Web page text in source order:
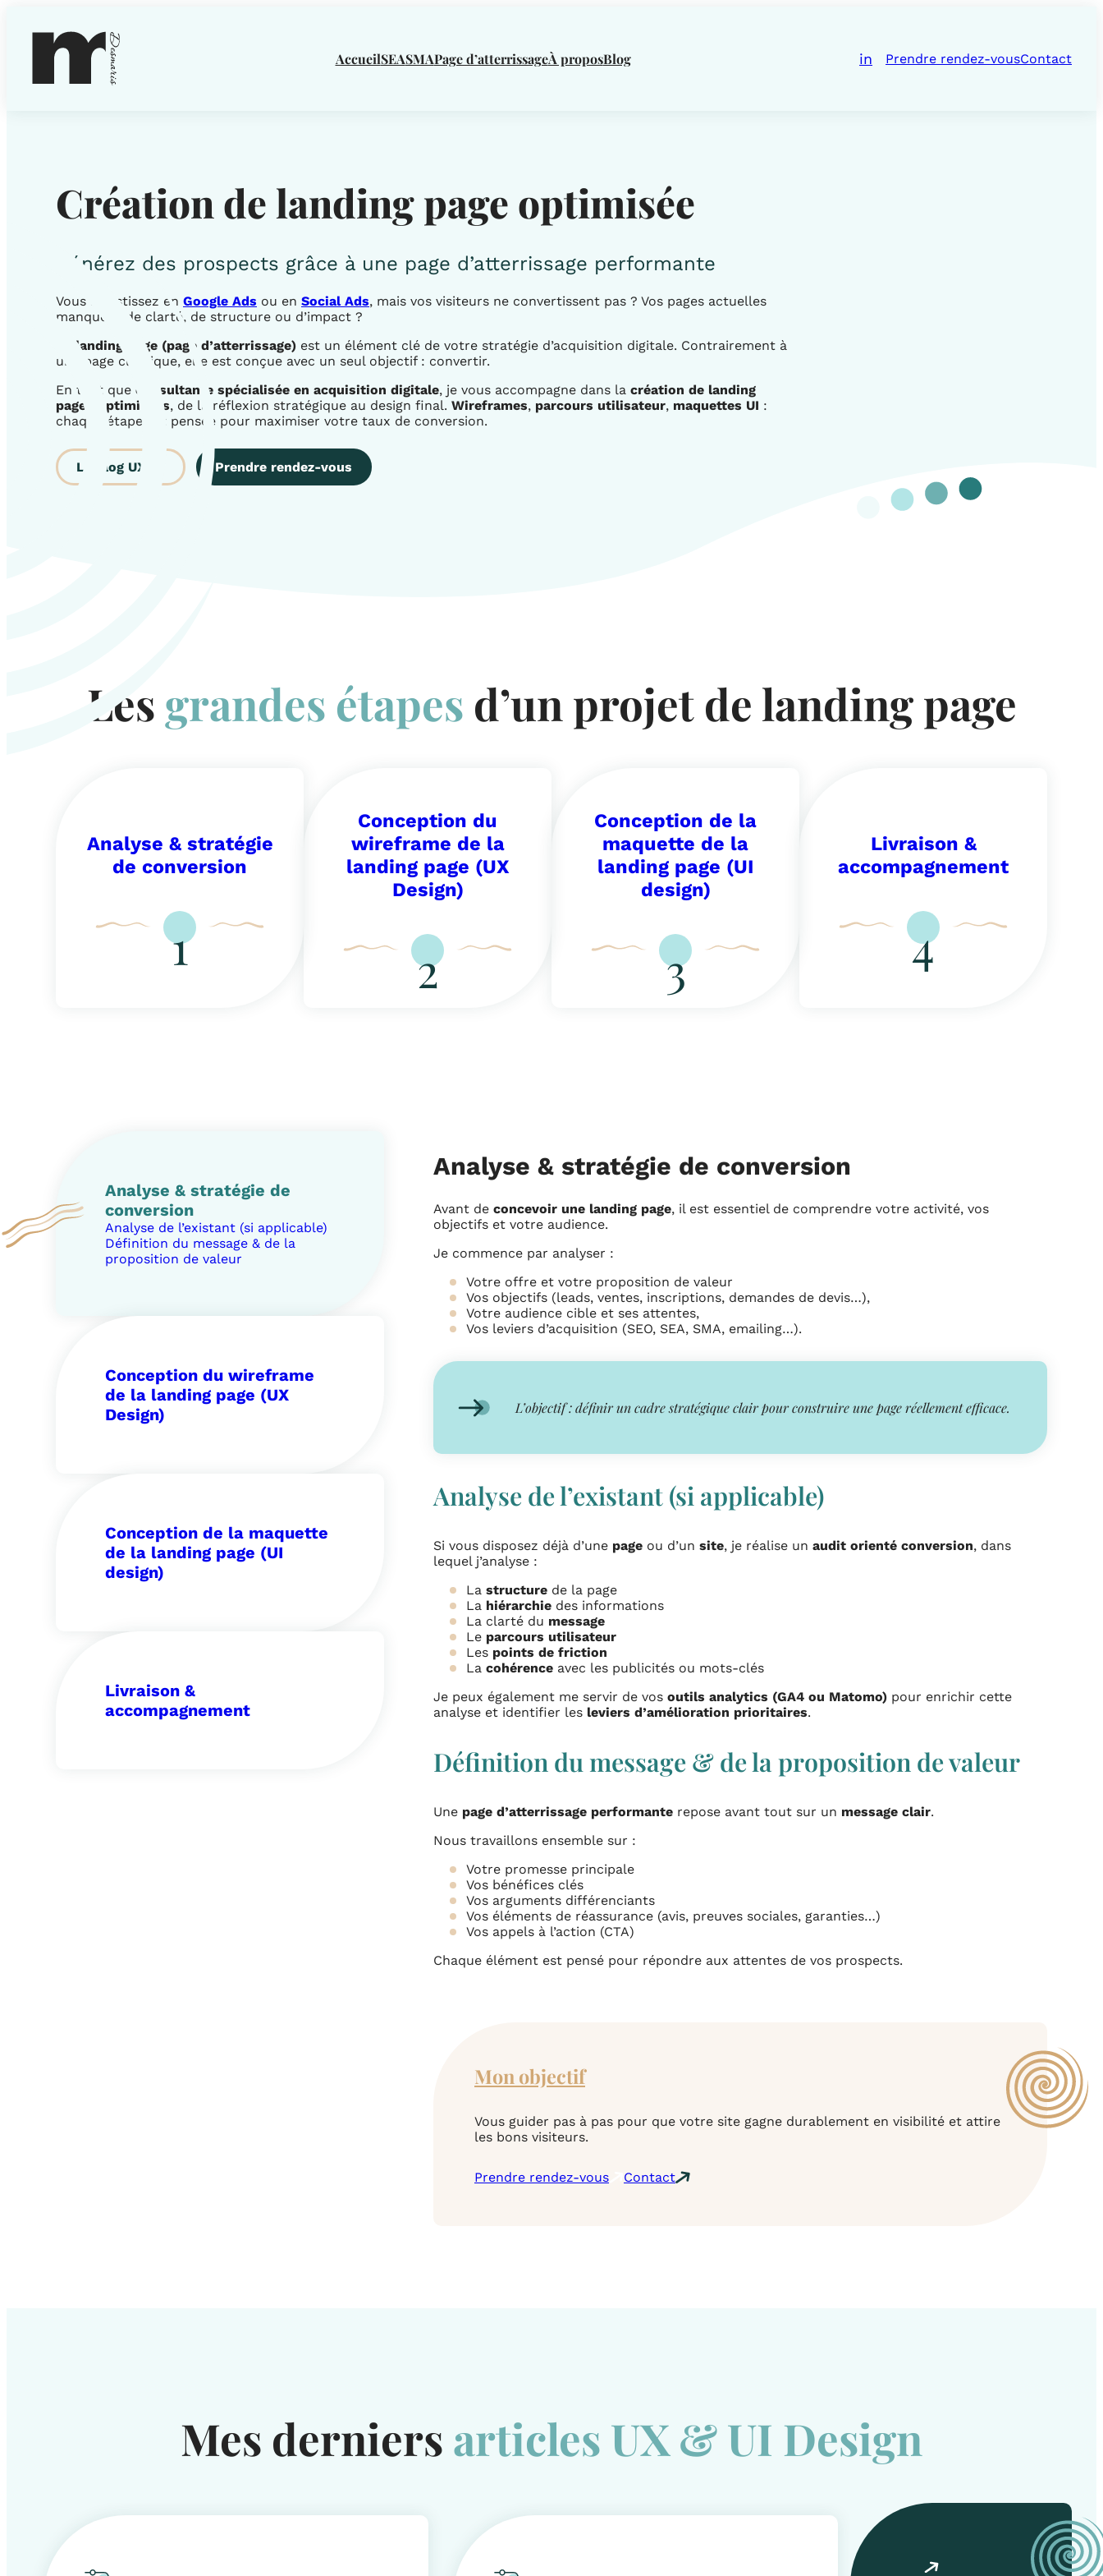
AccueilSEASMAPage d’atterrissageÀ proposBlog in Prendre rendez-vousContact
Création de landing page optimisée
Générez des prospects grâce à une page d’atterrissage performante
Vous investissez en Google Ads ou en Social Ads, mais vos visiteurs ne convertissent pas ? Vos pages actuelles
manquent de clarté, de structure ou d’impact ?
landing page (page d’atterrissage) est un élément clé de votre stratégie d’acquisition digitale. Contrairement à
une page classique, elle est conçue avec un seul objectif : convertir.
En tant que consultante spécialisée en acquisition digitale, je vous accompagne dans la création de landing
pages optimisées, de la réflexion stratégique au design final. Wireframes, parcours utilisateur, maquettes UI :
chaque étape est pensée pour maximiser votre taux de conversion.
Le blog UX/UI Prendre rendez-vous
Les grandes étapes d’un projet de landing page
Analyse & stratégie
de conversion
1
Conception du
wireframe de la
landing page (UX
Design)
2
Conception de la
maquette de la
landing page (UI
design)
3
Livraison &
accompagnement
4
Analyse & stratégie de
conversion
Analyse de l’existant (si applicable)
Définition du message & de la
proposition de valeur
Conception du wireframe
de la landing page (UX
Design)
Conception de la maquette
de la landing page (UI
design)
Livraison &
accompagnement
Analyse & stratégie de conversion
Avant de concevoir une landing page, il est essentiel de comprendre votre activité, vos
objectifs et votre audience.
Je commence par analyser :
Votre offre et votre proposition de valeur
Vos objectifs (leads, ventes, inscriptions, demandes de devis…),
Votre audience cible et ses attentes,
Vos leviers d’acquisition (SEO, SEA, SMA, emailing…).
L’objectif : définir un cadre stratégique clair pour construire une page réellement efficace.
Analyse de l’existant (si applicable)
Si vous disposez déjà d’une page ou d’un site, je réalise un audit orienté conversion, dans
lequel j’analyse :
La structure de la page
La hiérarchie des informations
La clarté du message
Le parcours utilisateur
Les points de friction
La cohérence avec les publicités ou mots-clés
Je peux également me servir de vos outils analytics (GA4 ou Matomo) pour enrichir cette
analyse et identifier les leviers d’amélioration prioritaires.
Définition du message & de la proposition de valeur
Une page d’atterrissage performante repose avant tout sur un message clair.
Nous travaillons ensemble sur :
Votre promesse principale
Vos bénéfices clés
Vos arguments différenciants
Vos éléments de réassurance (avis, preuves sociales, garanties…)
Vos appels à l’action (CTA)
Chaque élément est pensé pour répondre aux attentes de vos prospects.
Mon objectif
Vous guider pas à pas pour que votre site gagne durablement en visibilité et attire
les bons visiteurs.
Prendre rendez-vous Contact
Mes derniers articles UX & UI Design